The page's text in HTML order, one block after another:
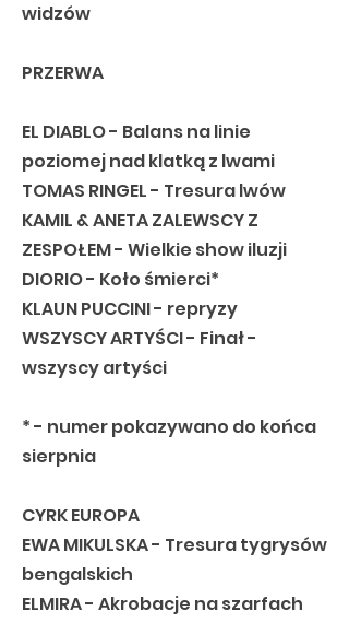
widzów
PRZERWA
EL DIABLO - Balans na linie
poziomej nad klatką z lwami
TOMAS RINGEL - Tresura lwów
KAMIL & ANETA ZALEWSCY Z
ZESPOŁEM - Wielkie show iluzji
DIORIO - Koło śmierci*
KLAUN PUCCINI - repryzy
WSZYSCY ARTYŚCI - Finał -
wszyscy artyści
* - numer pokazywano do końca
sierpnia
CYRK EUROPA
EWA MIKULSKA - Tresura tygrysów
bengalskich
ELMIRA - Akrobacje na szarfach